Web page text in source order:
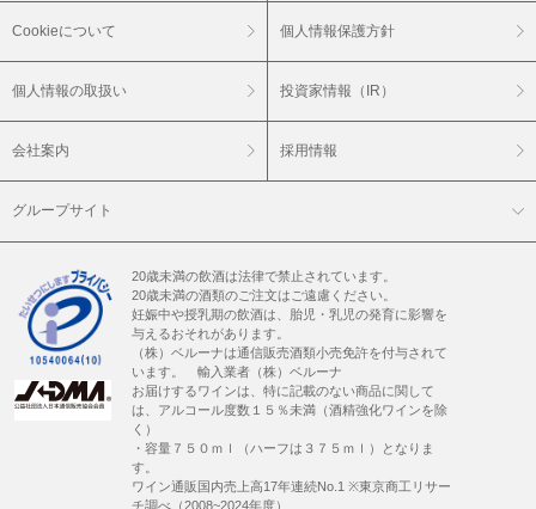
Cookieについて 個人情報保護方針
個人情報の取扱い 投資家情報（IR）
会社案内 採用情報
グループサイト
20歳未満の飲酒は法律で禁止されています。
20歳未満の酒類のご注文はご遠慮ください。
妊娠中や授乳期の飲酒は、胎児・乳児の発育に影響を
与えるおそれがあります。
（株）ベルーナは通信販売酒類小売免許を付与されて
います。 輸入業者（株）ベルーナ
お届けするワインは、特に記載のない商品に関して
は、アルコール度数１５％未満（酒精強化ワインを除
く）
・容量７５０ｍｌ（ハーフは３７５ｍｌ）となりま
す。
ワイン通販国内売上高17年連続No.1 ※東京商工リサー
チ調べ（2008~2024年度）